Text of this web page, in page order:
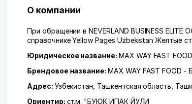
О компании
При обращении в NEVERLAND BUSINESS
справочнике Yellow Pages Uzbekistan Желтые
Юридическое название: MAX WAY FAST
Брендовое название: MAX WAY FAST FOOD
Адрес: Узбекистан, Ташкентская область
Ориентир: ст.м. "БУЮК ИПАК ЙУЛИ